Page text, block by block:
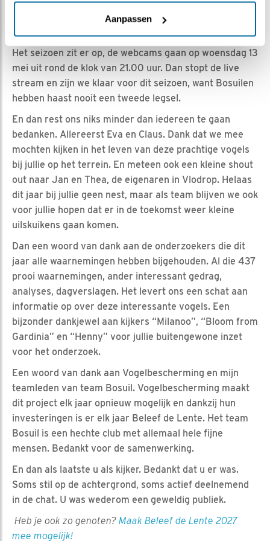
Aanpassen
Het seizoen zit er op, de webcams gaan op woensdag 13
mei uit rond de klok van 21.00 uur. Dan stopt de live
stream en zijn we klaar voor dit seizoen, want Bosuilen
hebben haast nooit een tweede legsel.
En dan rest ons niks minder dan iedereen te gaan
bedanken. Allereerst Eva en Claus. Dank dat we mee
mochten kijken in het leven van deze prachtige vogels
bij jullie op het terrein. En meteen ook een kleine shout
out naar Jan en Thea, de eigenaren in Vlodrop. Helaas
dit jaar bij jullie geen nest, maar als team blijven we ook
voor jullie hopen dat er in de toekomst weer kleine
uilskuikens gaan komen.
Dan een woord van dank aan de onderzoekers die dit
jaar alle waarnemingen hebben bijgehouden. Al die 437
prooi waarnemingen, ander interessant gedrag,
analyses, dagverslagen. Het levert ons een schat aan
informatie op over deze interessante vogels. Een
bijzonder dankjewel aan kijkers “Milanoo”, “Bloom from
Gardinia” en “Henny” voor jullie buitengewone inzet
voor het onderzoek.
Een woord van dank aan Vogelbescherming en mijn
teamleden van team Bosuil. Vogelbescherming maakt
dit project elk jaar opnieuw mogelijk en dankzij hun
investeringen is er elk jaar Beleef de Lente. Het team
Bosuil is een hechte club met allemaal hele fijne
mensen. Bedankt voor de samenwerking.
En dan als laatste u als kijker. Bedankt dat u er was.
Soms stil op de achtergrond, soms actief deelnemend
in de chat. U was wederom een geweldig publiek.
Heb je ook zo genoten? Maak Beleef de Lente 2027
mee mogelijk!